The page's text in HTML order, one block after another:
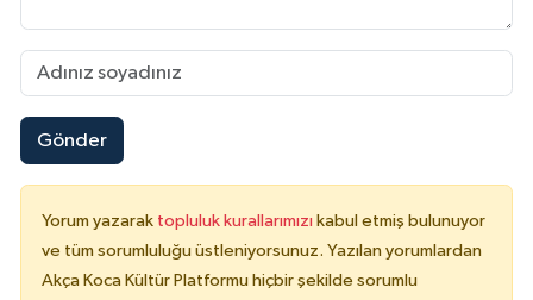
Gönder
Yorum yazarak topluluk kurallarımızı kabul etmiş bulunuyor
ve tüm sorumluluğu üstleniyorsunuz. Yazılan yorumlardan
Akça Koca Kültür Platformu hiçbir şekilde sorumlu